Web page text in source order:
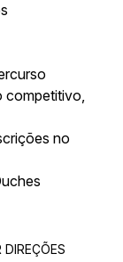
competitivo,
no
DIREÇÕES